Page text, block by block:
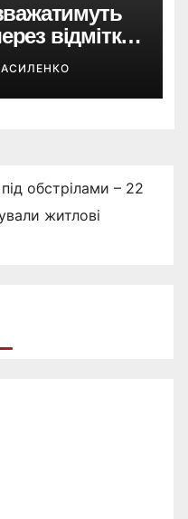
відмітку
новий
обстрілами – 22
житлові